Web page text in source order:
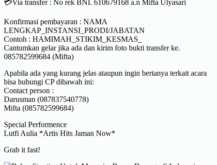
💳Via transfer : No rek BNI. 610679168 a.n Mifta Ulyasari
Konfirmasi pembayaran : NAMA
LENGKAP_INSTANSI_PRODI/JABATAN
Contoh : HAMIMAH_STIKIM_KESMAS_
Cantumkan gelar jika ada dan kirim foto bukti transfer ke.
085782599684 (Mifta)
Apabila ada yang kurang jelas ataupun ingin bertanya terkait acara
bisa hubungi CP dibawah ini:
Contact person :
Darusman (087837540778)
Mifta (085782599684)
Special Performence
Lutfi Aulia *Artis Hits Jaman Now*
Grab it fast!